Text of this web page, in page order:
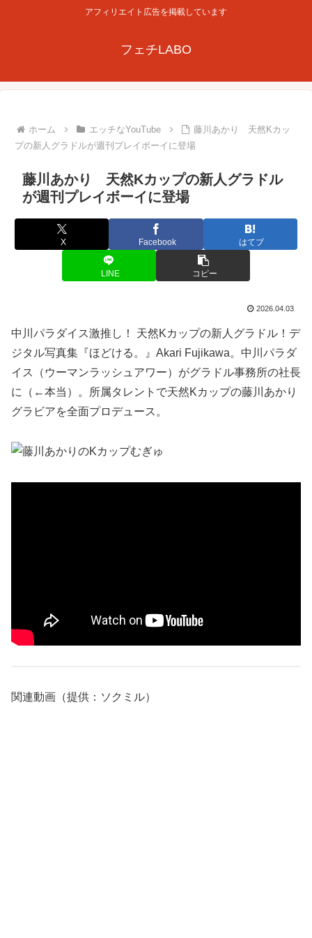
アフィリエイト広告を掲載しています
フェチLABO
ホーム エッチなYouTube
藤川あかり 天然Kカッ
プの新人グラドルが週刊プレイボーイに登場
藤川あかり 天然Kカップの新人グラドル
が週刊プレイボーイに登場
X Facebook はてブ
LINE コピー
2026.04.03
中川パラダイス激推し！ 天然Kカップの新人グラドル！デ
ジタル写真集『ほどける。』Akari Fujikawa。中川パラダ
イス（ウーマンラッシュアワー）がグラドル事務所の社長
に（←本当）。所属タレントで天然Kカップの藤川あかり
グラビアを全面プロデュース。
関連動画（提供：ソクミル）